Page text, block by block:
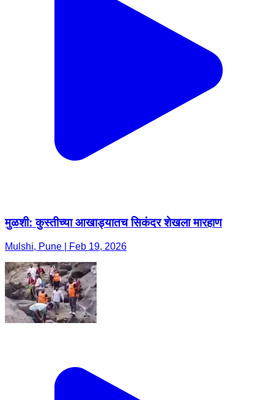
मुळशी: कुस्तीच्या आखाड्यातच सिकंदर शेखला मारहाण
Mulshi, Pune | Feb 19, 2026